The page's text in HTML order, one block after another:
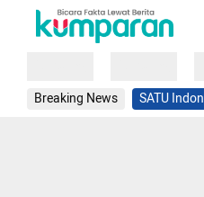
Breaking News SATU